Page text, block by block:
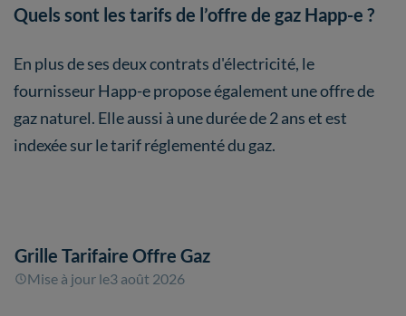
Quels sont les tarifs de l’offre de gaz Happ-e ?
En plus de ses deux contrats d'électricité, le
fournisseur Happ-e propose également une offre de
gaz naturel. Elle aussi à une durée de 2 ans et est
indexée sur le tarif réglementé du gaz.
Grille Tarifaire Offre Gaz
Mise à jour le3 août 2026